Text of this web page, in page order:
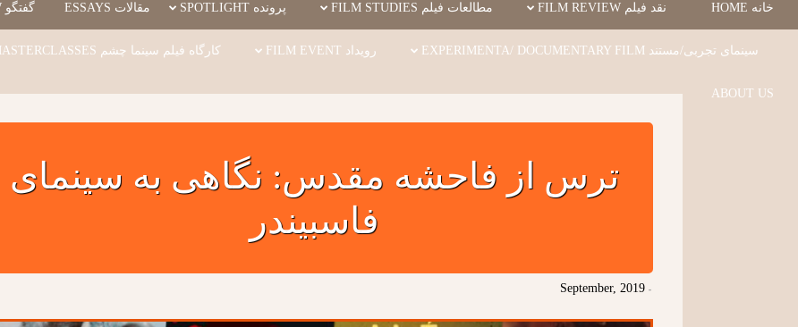
خانه HOME نقد فیلم FILM REVIEW مطالعات فیلم FILM STUDIES پرونده SPOTLIGHT مقالات ESSAYS گفتگو INTERVIEW
سینمای تجربی/مستند EXPERIMENTA/ DOCUMENTARY FILM رویداد FILM EVENT کارگاه فیلم سینما چشم WORKSHOPS/MASTERCLASSES
ABOUT US
ترس از فاحشه مقدس: نگاهی به سینمای
فاسبیندر
-
September, 2019